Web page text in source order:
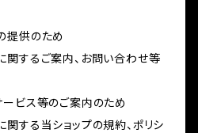
提供のため
関するご案内、お問い合わせ等
ービス等のご案内のため
関する当ショップの規約、ポリシ